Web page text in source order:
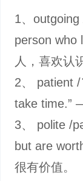
1、outgoing
person who
人，喜欢认
2、 patient /
take time.”
3、 polite /
but are
很有价值。